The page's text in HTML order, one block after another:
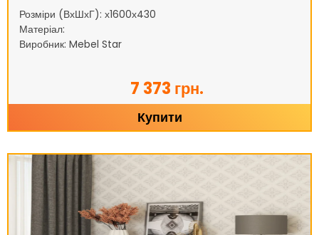
Розміри (ВхШхГ): х1600х430
Матеріал:
Виробник: Mebel Star
7 373 грн.
Купити